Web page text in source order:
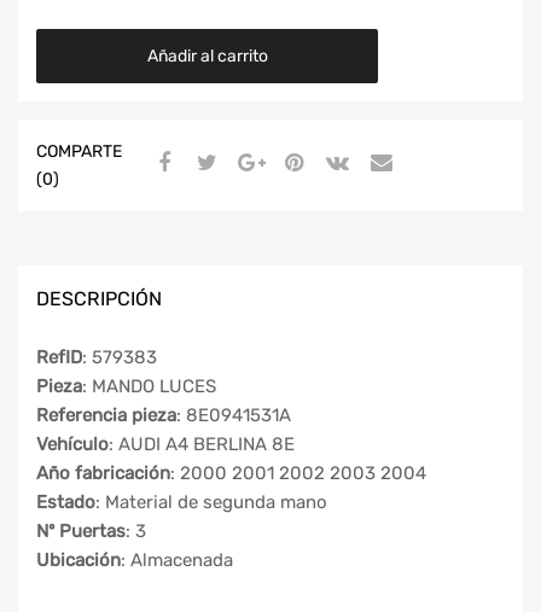
Añadir al carrito
COMPARTE
(0)
DESCRIPCIÓN
RefID: 579383
Pieza: MANDO LUCES
Referencia pieza: 8E0941531A
Vehículo: AUDI A4 BERLINA 8E
Año fabricación: 2000 2001 2002 2003 2004
Estado: Material de segunda mano
Nº Puertas: 3
Ubicación: Almacenada